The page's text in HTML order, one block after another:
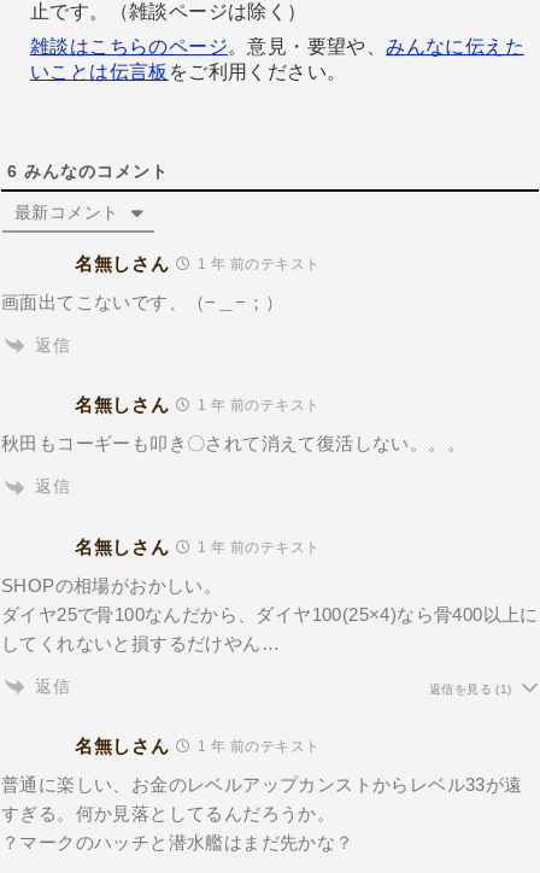
止です。（雑談ページは除く）
雑談はこちらのページ。意見・要望や、みんなに伝えた
いことは伝言板 をご利用ください。
6 みんなのコメント
最新コメント
名無しさん 1 年 前のテキスト
画面出てこないです、（−＿−；）
返信
名無しさん 1 年 前のテキスト
秋田もコーギーも叩き〇されて消えて復活しない。。。
返信
名無しさん 1 年 前のテキスト
SHOPの相場がおかしい。
ダイヤ25で骨100なんだから、ダイヤ100(25×4)なら骨400以上に
してくれないと損するだけやん…
返信 返信を見る (1)
名無しさん 1 年 前のテキスト
普通に楽しい、お金のレベルアップカンストからレベル33が遠
すぎる。何か見落としてるんだろうか。
？マークのハッチと潜水艦はまだ先かな？